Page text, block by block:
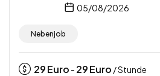
05/08/2026
Nebenjob
29Euro - 29Euro / Stunde